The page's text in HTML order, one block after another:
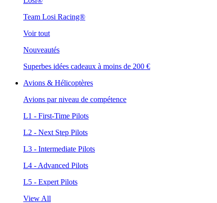
Team Losi Racing®
Voir tout
Nouveautés
Superbes idées cadeaux à moins de 200 €
Avions & Hélicoptères
Avions par niveau de compétence
L1 - First-Time Pilots
L2 - Next Step Pilots
L3 - Intermediate Pilots
L4 - Advanced Pilots
L5 - Expert Pilots
View All